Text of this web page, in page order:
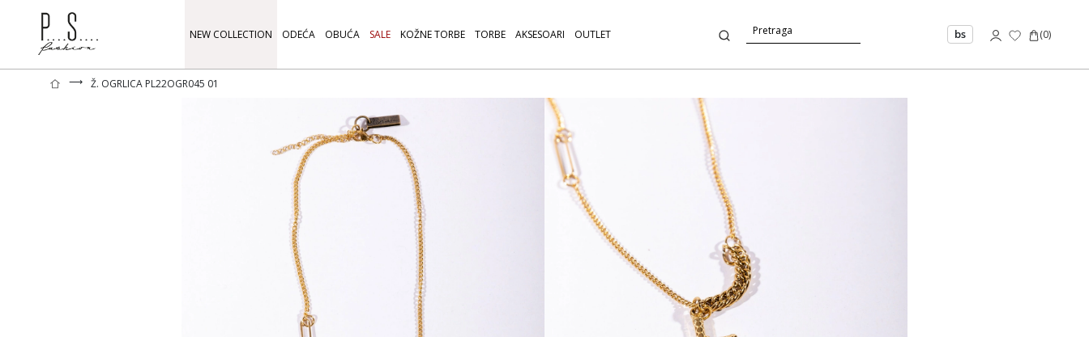
NEW COLLECTION ODEĆA OBUĆA SALE KOŽNE TORBE TORBE AKSESOARI OUTLET bs (0)
⟶ Ž. OGRLICA PL22OGR045 01